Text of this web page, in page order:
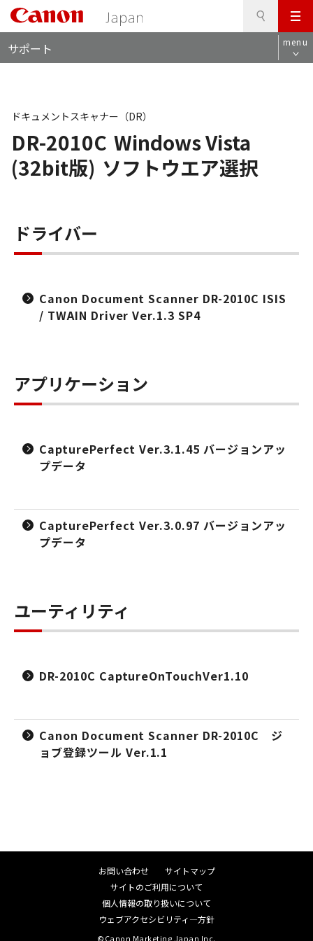
メ
ニ
ュ
サポート menu
DR-2010C Windows Vista
(32bit版) ソフトウエア選択
ドキュメントスキャナー（DR）
ドライバー
Canon Document Scanner DR-2010C ISIS
/ TWAIN Driver Ver.1.3 SP4
アプリケーション
CapturePerfect Ver.3.1.45 バージョンアッ
プデータ
CapturePerfect Ver.3.0.97 バージョンアッ
プデータ
ユーティリティ
DR-2010C CaptureOnTouchVer1.10
Canon Document Scanner DR-2010C ジ
ョブ登録ツール Ver.1.1
お問い合わせ
サイトマップ
サイトのご利用について
個人情報の取り扱いについて
ウェブアクセシビリティ―方針
©Canon Marketing Japan Inc.